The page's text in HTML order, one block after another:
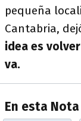
pequeña
Cantabria,
idea es
va.
En esta Nota